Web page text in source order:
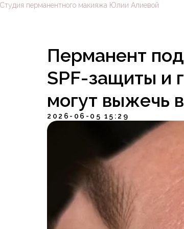
Студия перманентного макияжа Юлии Алиевой
Перманент
SPF-защиты и
могут выжечь
2026-06-05 15:29